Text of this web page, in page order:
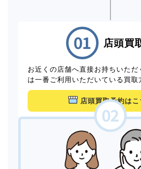
店頭買
お近くの店舗へ直接お持ちいただ
は一番ご利用いただいている買取
店頭買取予約はこ